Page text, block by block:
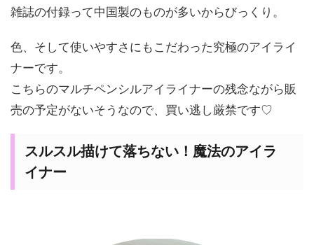
雑誌の付録って中国製のものが多いからびっくり。
色、そして使いやすさにもこだわった究極のアイライ
ナーです。
こちらのマルチペンシルアイライナーの残念ながら販
売の予定がないそうなので、買い逃し厳禁です♡
スルスル描けて落ちない！魔法のアイラ
イナー